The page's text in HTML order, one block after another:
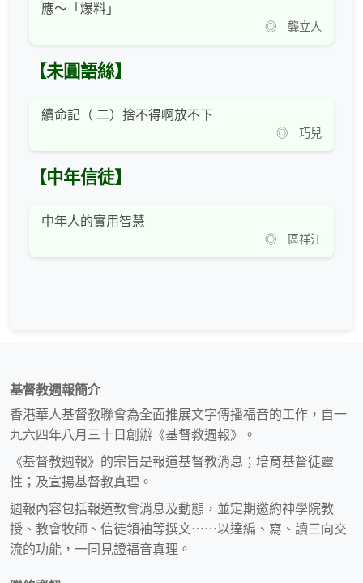
應～「爆料」
◎ 龔立人
【未圓語絲】
續命記（ 二）捨不得啊放不下
◎ 巧兒
【中年信徒】
中年人的實用智慧
◎ 區祥江
基督教週報簡介
香港華人基督教聯會為全面推展文字傳播福音的工作，自一
九六四年八月三十日創辦《基督教週報》。
《基督教週報》的宗旨是報道基督教消息；培育基督徒靈
性；及宣揚基督教真理。
週報內容包括報道教會消息及動態，並定期邀約神學院教
授、教會牧師、信徒領袖等撰文⋯⋯以達編、寫、讀三向交
流的功能，一同見證福音真理。